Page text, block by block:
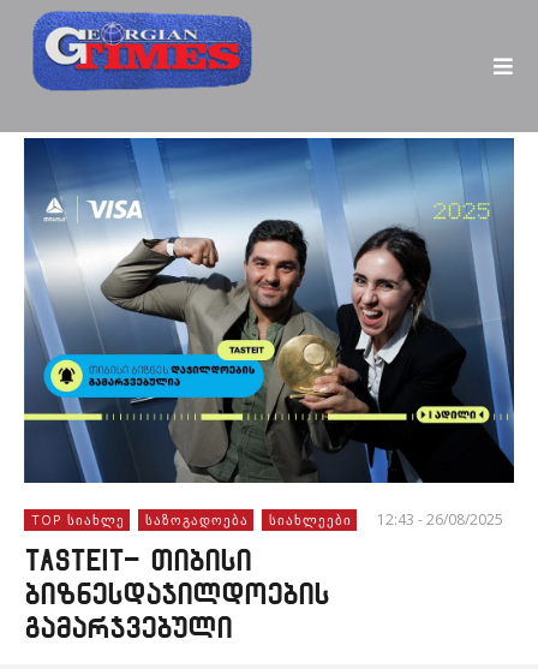
TOP ᲡᲘᲐᲮᲚᲔ ᲡᲐᲖᲝᲒᲐᲓᲝᲔᲑᲐ ᲡᲘᲐᲮᲚᲔᲔᲑᲘ 12:43 - 26/08/2025
Tasteit- თიბისი
ბიზნესდაჯილდოების
გამარჯვებული